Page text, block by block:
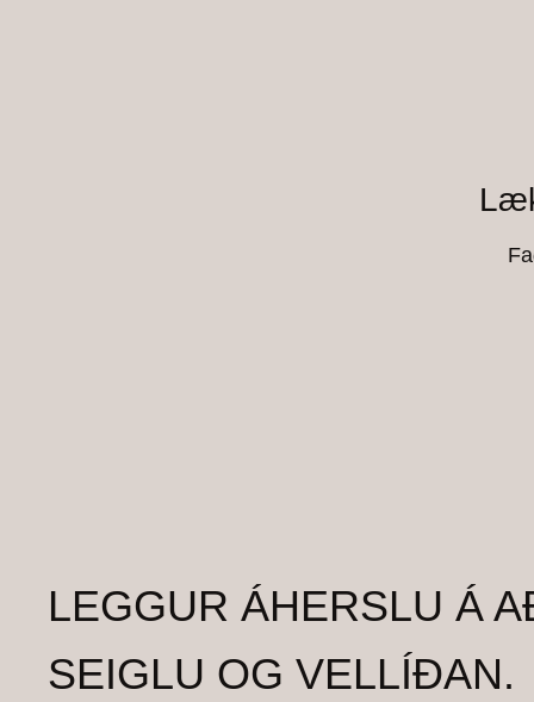
LEGGUR ÁHERSLU Á
SEIGLU OG VELLÍÐAN.